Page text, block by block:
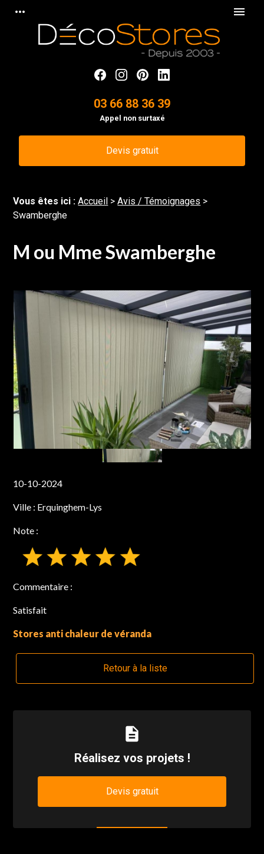
more_horiz menu
03 66 88 36 39
Appel non surtaxé
Devis gratuit
Vous êtes ici :Accueil >Avis / Témoignages >
Swamberghe
M ou Mme Swamberghe
10-10-2024
Ville : Erquinghem-Lys
Note :
Commentaire :
Satisfait
Stores anti chaleur de véranda
Retour à la liste
description
Réalisez vos projets !
Devis gratuit